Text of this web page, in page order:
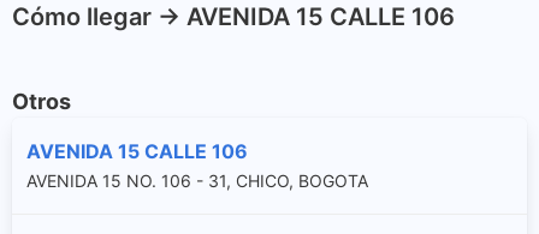
Cómo llegar -> AVENIDA 15 CALLE 106
Otros
AVENIDA 15 CALLE 106
AVENIDA 15 NO. 106 - 31, CHICO, BOGOTA